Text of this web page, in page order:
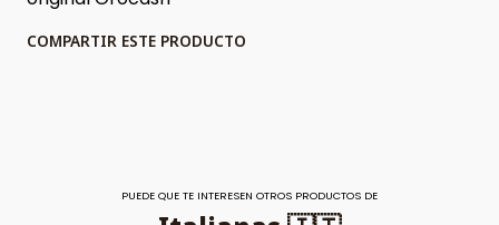
COMPARTIR ESTE PRODUCTO
PUEDE QUE TE INTERESEN OTROS PRODUCTOS DE